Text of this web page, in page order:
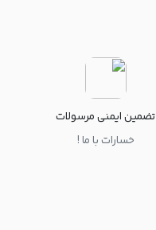
تضمین ایمنی مرسولات
خسارات با ما !